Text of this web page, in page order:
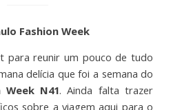
Fashion Week
para reunir um pouco de tudo
delícia que foi a semana do
Week N41. Ainda falta trazer
sobre a viagem aqui para o